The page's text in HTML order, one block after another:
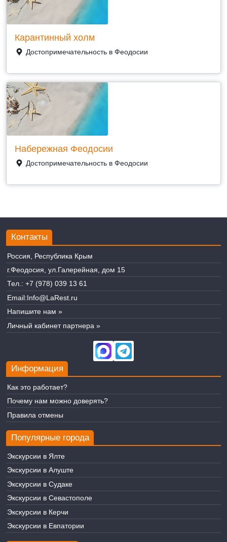
Карантинный холм
Достопримечательность в Феодосии
Набережная Феодосии
Достопримечательность в Феодосии
Контакты
Россия, Республика Крым
г.Феодосия, ул.Галерейная, дом 15
Тел.: +7 (978) 039 13 61
Email:Info@LaRest.ru
Напишите нам »
Личный кабинет партнера »
Информация
Как это работает?
Почему нам можно доверять?
Правила отмены
Популярные города
Экскурсии в Ялте
Экскурсии в Алуште
Экскурсии в Судаке
Экскурсии в Севастополе
Экскурсии в Керчи
Экскурсии в Евпатории